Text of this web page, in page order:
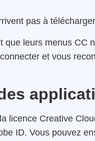
pas à
que leurs menus CC
et vous
licence Creative
ID. Vous pouvez